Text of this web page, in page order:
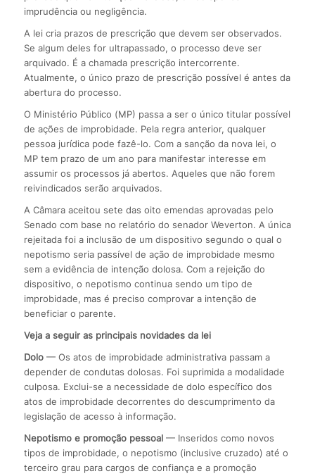
imprudência ou negligência.
A lei cria prazos de prescrição que devem ser observados.
Se algum deles for ultrapassado, o processo deve ser
arquivado. É a chamada prescrição intercorrente.
Atualmente, o único prazo de prescrição possível é antes da
abertura do processo.
O Ministério Público (MP) passa a ser o único titular possível
de ações de improbidade. Pela regra anterior, qualquer
pessoa jurídica pode fazê-lo. Com a sanção da nova lei, o
MP tem prazo de um ano para manifestar interesse em
assumir os processos já abertos. Aqueles que não forem
reivindicados serão arquivados.
A Câmara aceitou sete das oito emendas aprovadas pelo
Senado com base no relatório do senador Weverton. A única
rejeitada foi a inclusão de um dispositivo segundo o qual o
nepotismo seria passível de ação de improbidade mesmo
sem a evidência de intenção dolosa. Com a rejeição do
dispositivo, o nepotismo continua sendo um tipo de
improbidade, mas é preciso comprovar a intenção de
beneficiar o parente.
Veja a seguir as principais novidades da lei
Dolo — Os atos de improbidade administrativa passam a
depender de condutas dolosas. Foi suprimida a modalidade
culposa. Exclui-se a necessidade de dolo específico dos
atos de improbidade decorrentes do descumprimento da
legislação de acesso à informação.
Nepotismo e promoção pessoal— Inseridos como novos
tipos de improbidade, o nepotismo (inclusive cruzado) até o
terceiro grau para cargos de confiança e a promoção